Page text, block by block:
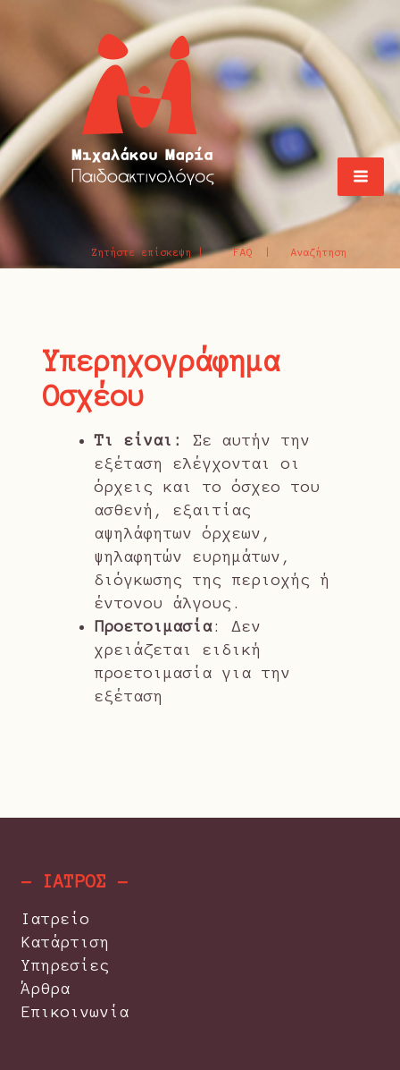
Ζητήστε επίσκεψη | FAQ | Αναζήτηση
Υπερηχογράφημα
Οσχέου
Τι είναι:
Σε αυτήν την
εξέταση ελέγχονται οι
όρχεις και το όσχεο του
ασθενή, εξαιτίας
αψηλάφητων όρχεων,
ψηλαφητών ευρημάτων,
διόγκωσης της περιοχής ή
έντονου άλγους.
Προετοιμασία: Δεν
χρειάζεται ειδική
προετοιμασία για την
εξέταση
- ΙΑΤΡΟΣ -
Ιατρείο
Κατάρτιση
Υπηρεσίες
Άρθρα
Επικοινωνία